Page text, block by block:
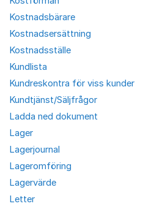
Kostnadsbärare
Kostnadsersättning
Kostnadsställe
Kundlista
Kundreskontra för viss kunder
Kundtjänst/Säljfrågor
Ladda ned dokument
Lager
Lagerjournal
Lageromföring
Lagervärde
Letter